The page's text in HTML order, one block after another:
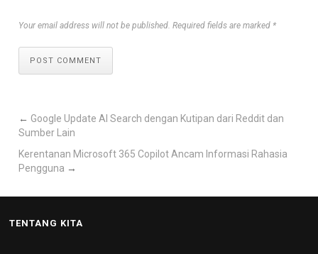
Your email address will not be published. Required fields are marked *
POST COMMENT
← Google Update AI Search dengan Kutipan dari Reddit dan
Sumber Lain
Kerentanan Microsoft 365 Copilot Ancam Informasi Rahasia
Pengguna →
TENTANG KITA